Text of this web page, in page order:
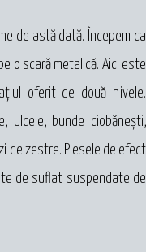
de astă dată. Începem ca
o scară metalică. Aici este
oferit de două nivele.
ulcele, bunde ciobăneşti,
de zestre. Piesele de efect
de suflat suspendate de